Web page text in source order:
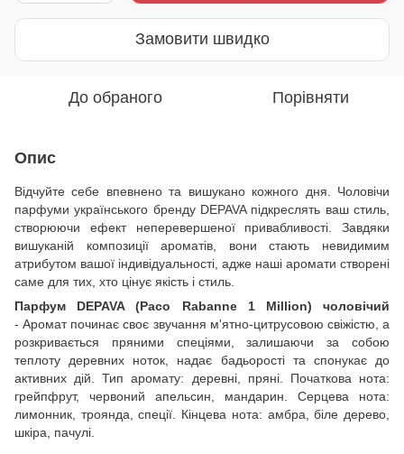
Замовити швидко
До обраного Порівняти
Опис
Відчуйте себе впевнено та вишукано кожного дня. Чоловічи
парфуми українського бренду DEPAVA підкреслять ваш стиль,
створюючи ефект неперевершеної привабливості. Завдяки
вишуканій композиції ароматів, вони стають невидимим
атрибутом вашої індивідуальності, адже наші аромати створені
саме для тих, хто цінує якість і стиль.
Парфум DEPAVA (Paco Rabanne 1 Million) чоловічий
- Аромат починає своє звучання м'ятно-цитрусовою свіжістю, а
розкривається пряними спеціями, залишаючи за собою
теплоту деревних ноток, надає бадьорості та спонукає до
активних дій. Тип аромату: деревні, пряні. Початкова нота:
грейпфрут, червоний апельсин, мандарин. Серцева нота:
лимонник, троянда, спеції. Кінцева нота: амбра, біле дерево,
шкіра, пачулі.